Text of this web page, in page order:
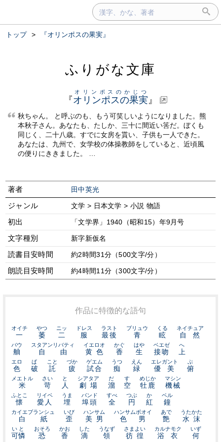
トップ > 『オリンポスの果実』
ふりがな文庫
『オリンポスの果実
オリンポスのかじつ
』
秋ちゃん。 と呼ぶのも、もう可笑しいようになりました。熊
本秋子さん。あなたも、たしか、三十に間近い筈だ。ぼくも
同じく、二十八歳。すでに女房を貰い、子供も一人できた。
あなたは、九州で、女学校の体操教師をしていると、近頃風
著者 田中英光
ジャンル 文学 > 日本文学 > 小説 物語
初出 「文学界」1940（昭和15）年9月号
文字種別 新字新仮名
読書目安時間 約2時間31分（500文字/分）
朗読目安時間 約4時間11分（300文字/分）
作品に特徴的な語句
一
オイチ
萎
やつ
二
ニッ
服
ドレス
最後
ラスト
青
ブリュウ
眩
くる
自然
ネイチュア
舳
バウ
自由
スタアンリバティ
黄色
イエロオ
香
かぐ
生
はや
接吻
ベエゼ
上
へ
色
エロ
破
ぱ
託
こと
疲
づか
試合
ゲエム
痴
うつ
緑
えん
優美
エレガント
俯
ぷ
米
メエトル
苛
さい
人
と
劇場
シアタア
溜
だ
空
す
牡鹿
めじか
機械
マシン
懐
ふとこ
愛人
リイベ
埋
うま
埠頭
バンド
全
すべ
円
つぶ
紅
か
鐘
ベル
白紙
カイエブランシュ
歪
いび
美男
ハンサム
色男
ハンサムボオイ
艶
あで
水沫
うたかた
可憐
いと
恐
おそろ
香
かお
滴
した
領
うなず
彷徨
さまよい
浴衣
カルナモク
何
いず